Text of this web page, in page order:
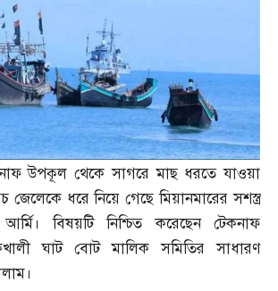
উপকূল থেকে সাগরে মাছ ধরতে যাওয়া
জেলেকে ধরে নিয়ে গেছে মিয়ানমারের সশস্ত্র
বিষয়টি নিশ্চিত করেছেন টেকনাফ
ঘাট বোট মালিক সমিতির সাধারণ